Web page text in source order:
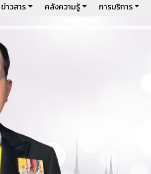
ข่าวสาร คลังความรู้ การบริการ